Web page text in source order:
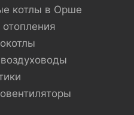
котлы в Орше